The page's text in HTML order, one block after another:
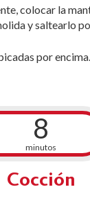
colocar la
y saltearlo
por encima.
8
minutos
Cocción